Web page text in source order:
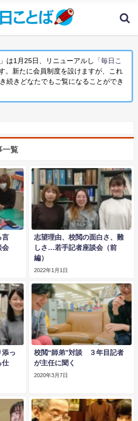
は1月25日、リニューアルし
「毎日こ
。新たに会員制度を設けますが、これ
続きどなたでもご覧になることができ
一覧
言
会
志望理由、校閲の面白さ、難
しさ…若手記者座談会（前
編）
2022年1月1日
添っ
仕
校閲“師弟”対談 ３年目記者
が主任に聞く
2020年3月7日